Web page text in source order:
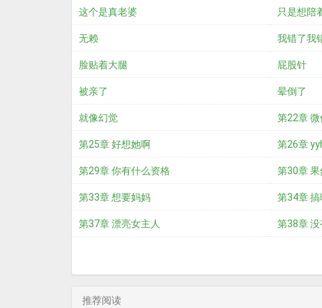
这个是真老婆 只是想陪
无赖 我错了我
脸贴着大腿 屁股针
被亲了 晕倒了
就像幻觉 第22章
第25章 好想她啊 第26章
第29章 你有什么资格 第30章
第33章 想要妈妈 第34章
第37章 漂亮女主人 第38章
推荐阅读